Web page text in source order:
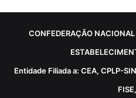
CONFEDERAÇÃO
Entidade Filiada a: CEA, CPLP-